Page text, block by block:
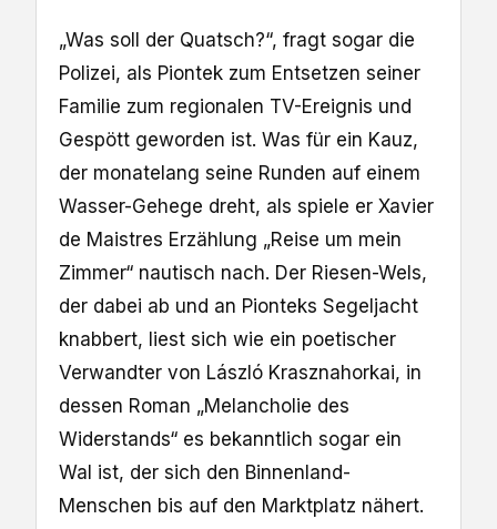
„Was soll der Quatsch?“, fragt sogar die
Polizei, als Piontek zum Entsetzen seiner
Familie zum regionalen TV-Ereignis und
Gespött geworden ist. Was für ein Kauz,
der monatelang seine Runden auf einem
Wasser-Gehege dreht, als spiele er Xavier
de Maistres Erzählung „Reise um mein
Zimmer“ nautisch nach. Der Riesen-Wels,
der dabei ab und an Pionteks Segeljacht
knabbert, liest sich wie ein poetischer
Verwandter von László Krasznahorkai, in
dessen Roman „Melancholie des
Widerstands“ es bekanntlich sogar ein
Wal ist, der sich den Binnenland-
Menschen bis auf den Marktplatz nähert.